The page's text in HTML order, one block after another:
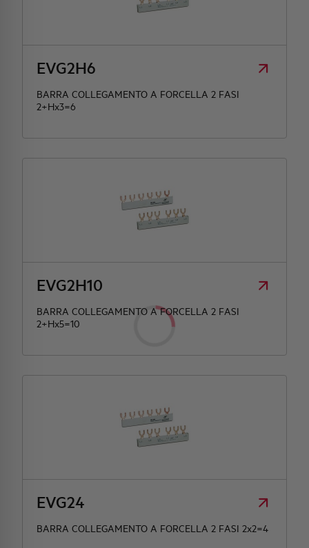
EVG2H6
BARRA COLLEGAMENTO A FORCELLA 2 FASI
2+Hx3=6
EVG2H10
BARRA COLLEGAMENTO A FORCELLA 2 FASI
2+Hx5=10
EVG24
BARRA COLLEGAMENTO A FORCELLA 2 FASI 2x2=4